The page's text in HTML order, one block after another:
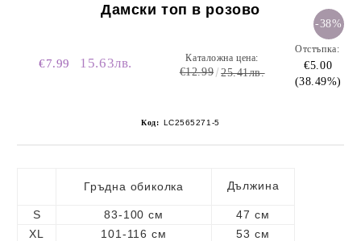
Дамски топ в розово
-38%
€7.99 15.63лв. Каталожна цена:
€12.99 25.41лв.
Отстъпка:
€5.00
(38.49%)
Код: LC2565271-5
Гръдна обиколка Дължина
S 83-100 см
47 см
XL
101-116 см
53 см